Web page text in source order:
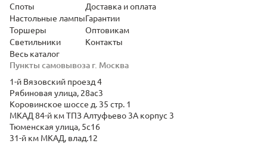
Пункты самовывоза г. Москва
1-й Вязовский проезд 4
Рябиновая улица, 28ас3
Коровинское шоссе д. 35 стр. 1
МКАД 84-й км ТПЗ Алтуфьево 3А корпус 3
Тюменская улица, 5с16
31-й км МКАД, влад.12
Споты
Настольные лампы
Торшеры
Светильники
Весь каталог
Доставка и оплата
Гарантии
Оптовикам
Контакты